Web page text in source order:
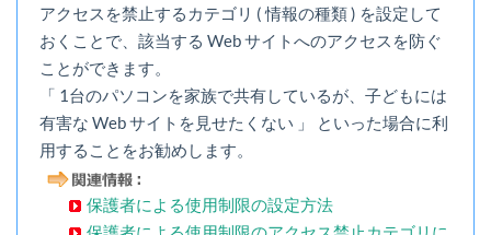
アクセスを禁止するカテゴリ ( 情報の種類 ) を設定して
おくことで、該当する Web サイトへのアクセスを防ぐ
ことができます。
「 1台のパソコンを家族で共有しているが、子どもには
有害な Web サイトを見せたくない 」 といった場合に利
用することをお勧めします。
保護者による使用制限の設定方法